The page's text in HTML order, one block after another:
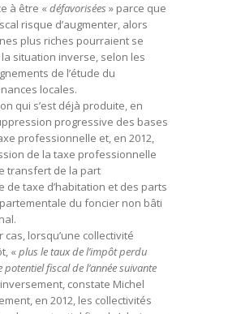
à être « défavorisées » parce que
risque d’augmenter, alors
plus riches pourraient se
situation inverse, selon les
de l’étude du
locales.
qui s’est déjà produite, en
progressive des bases
professionnelle et, en 2012,
de la taxe professionnelle
transfert de la part
de taxe d’habitation et des parts
du foncier non bâti
cas, lorsqu’une collectivité
« plus le taux de l’impôt perdu
potentiel fiscal de l’année suivante
constate Michel
en 2012, les collectivités